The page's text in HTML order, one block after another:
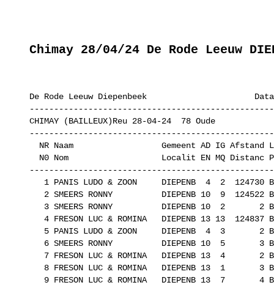
Chimay 28/04/24 De Rode Leeuw